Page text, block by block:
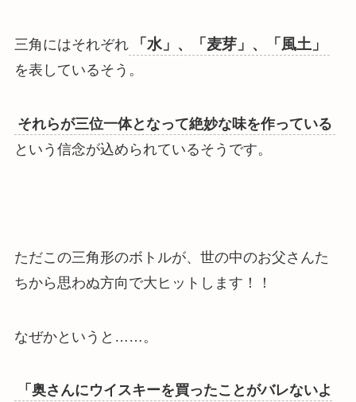
三角にはそれぞれ 「水」 、 「麦芽」 、 「風土」
を表しているそう。
それらが三位一体となって絶妙な味を作っている
という信念が込められているそうです。
ただこの三角形のボトルが、 世の中のお父さんた
ちから思わぬ方向で大ヒット します！！
なぜかというと……。
「奥さんにウイスキーを買ったことがバレないよ